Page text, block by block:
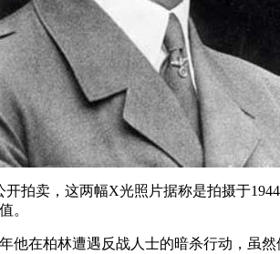
拍卖，这两幅X光照片据称是拍摄于
。
他在柏林遭遇反战人士的暗杀行动，虽